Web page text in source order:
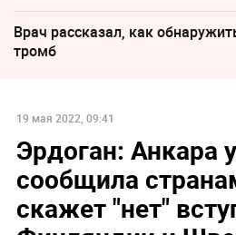
Врач рассказал, как
тромб
19 мая 2022, 09:41
Эрдоган: Анкара
сообщила
скажет "нет"